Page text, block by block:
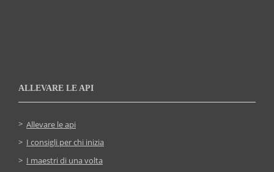
ALLEVARE LE API
Allevare le api
I consigli per chi inizia
I maestri di una volta